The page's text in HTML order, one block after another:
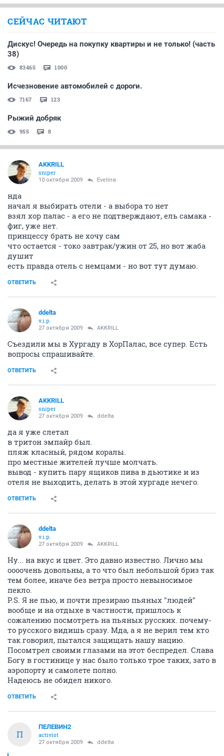
СЕЙЧАС ЧИТАЮТ
Дискус! Очередь на покупку квартиры и не только! (часть
38)
83465 1000
Исчезновение автомобилей с дороги.
7167 123
Рыжий добряк
955 8
AKKRILL
sniper
10 октября 2009 Evelina
нда
начал я выбирать отели - а выбора то нет
взял хор палас - а его не подтверждают, ель самака -
фиг, уже нет.
принцессу брать не хочу сам
что остается - токо завтрак/ужин от 25, но вот жаба
душит
есть правда отель с немцами - но вот тут думаю.
ОТВЕТИТЬ
ddelta
v.i.p.
27 октября 2009 AKKRILL
Съездили мы в Хургаду в ХорПалас, все супер. Есть
вопросы спрашивайте.
ОТВЕТИТЬ
AKKRILL
sniper
27 октября 2009 ddelta
да я уже слетал
в тритон эмпайр был.
пляж класный, рядом коралы.
про местные жителей лучше молчать.
вывод - купить пару ящиков пива в дьютике и из
отеля не выходить, делать в этой хургаде нечего.
ОТВЕТИТЬ
ddelta
v.i.p.
27 октября 2009 AKKRILL
Ну... на вкус и цвет. Это давно известно. Лично мы
оооочень довольны, а то что был небольшой бриз так
тем более, иначе без ветра просто невыносимое
пекло.
P.S. Я не пью, и почти презираю пьяных "людей"
вообще и на отдыхе в частности, пришлось к
сожалению посмотреть на пьяных русских. почему-
то русского видишь сразу. Мда, а я не верил тем кто
так говорил, пытался защищать нашу нацию.
Посомтрел своими глазами на этот беспредел. Слава
Богу в гостинице у нас было только трое таких, зато в
аэропорту и самолете полно.
Надеюсь не обидел никого.
ОТВЕТИТЬ
П
ПЕЛЕВИН2
activist
27 октября 2009 ddelta